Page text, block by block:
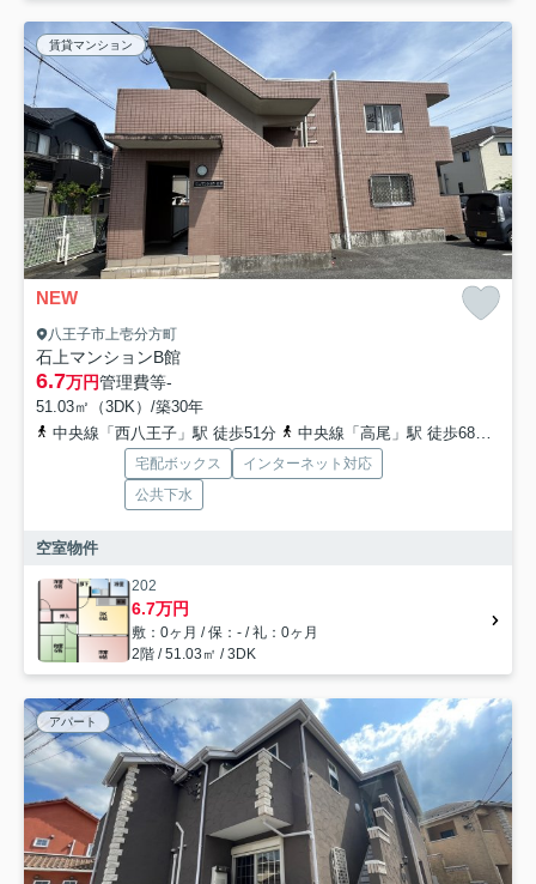
賃貸マンション
NEW
八王子市上壱分方町
石上マンションB館
6.7万円管理費等-
51.03㎡（3DK）/築30年
中央線「西八王子」駅 徒歩51分
中央線「高尾」駅 徒歩68分
宅配ボックス
インターネット対応
公共下水
空室物件
202
6.7万円
敷：0ヶ月 / 保：- / 礼：0ヶ月
2階 / 51.03㎡ / 3DK
アパート